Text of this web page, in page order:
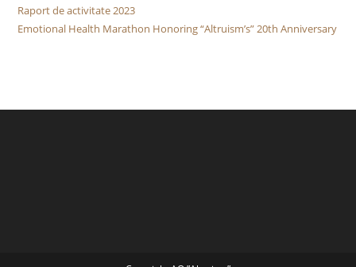
Raport de activitate 2023
Emotional Health Marathon Honoring “Altruism’s” 20th Anniversary